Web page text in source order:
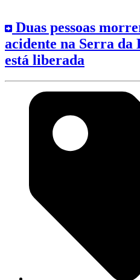
Duas pessoas
acidente na Serra da
está liberada